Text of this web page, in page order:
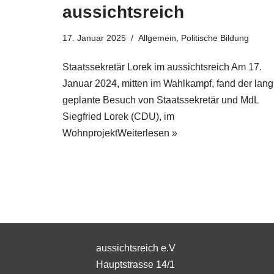
aussichtsreich
17. Januar 2025 Allgemein Politische Bildung
Staatssekretär Lorek im aussichtsreich Am 17.
Januar 2024, mitten im Wahlkampf, fand der lang
geplante Besuch von Staatssekretär und MdL
Siegfried Lorek (CDU), im
WohnprojektWeiterlesen »
aussichtsreich e.V
Hauptstrasse 14/1